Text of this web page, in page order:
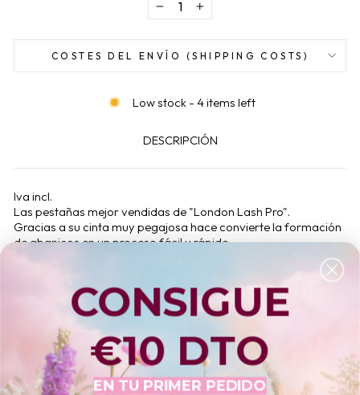
+
COSTES DEL ENVÍO (SHIPPING COSTS)
Low stock - 4 items left
DESCRIPCIÓN
Iva incl.
Las pestañas mejor vendidas de "London Lash Pro".
Gracias a su cinta muy pegajosa hace convierte la formación
de abanicos en un proceso fácil y rápido.
Fibra muy suave
Nota: la curvatura de estas pestañas es un poco menos
curvada, que la de extensiones "Beautier" o "Chelsea Silk" (la
CC de "Mayfair mink" coinsidera con la C de las otras marcas)
MODO DE USO
¿PARA QUIEN ES APROPIADO?
CONSIGUE
€10 DTO
EN TU PRIMER PEDIDO